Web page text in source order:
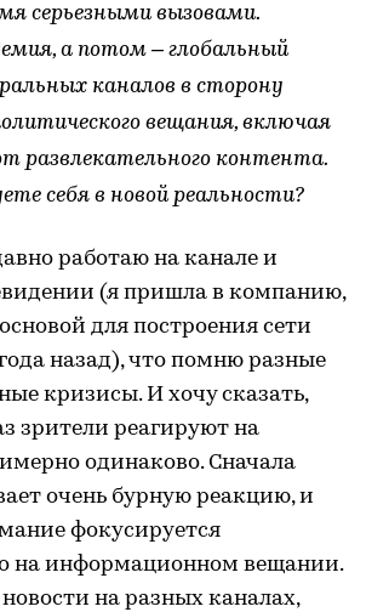
серьезными вызовами.
а потом – глобальный
каналов в сторону
вещания, включая
развлекательного контента.
себя в новой реальности?
работаю на канале и
(я пришла в компанию,
для построения сети
назад), что помню разные
кризисы. И хочу сказать,
зрители реагируют на
одинаково. Сначала
очень бурную реакцию, и
фокусируется
на информационном вещании.
на разных каналах,